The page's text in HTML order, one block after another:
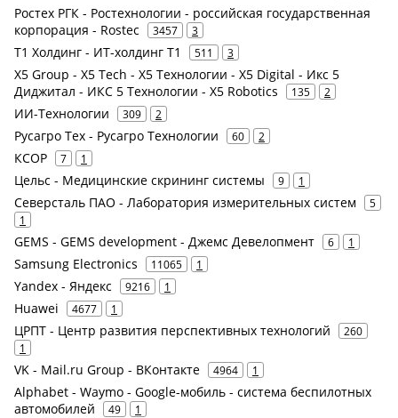
Ростех РГК - Ростехнологии - российская государственная
корпорация - Rostec
3457 3
Т1 Холдинг - ИТ-холдинг Т1 511 3
X5 Group - X5 Tech - X5 Технологии - X5 Digital - Икс 5
Диджитал - ИКС 5 Технологии - X5 Robotics
135 2
ИИ-Технологии 309 2
Русагро Тех - Русагро Технологии 60 2
КСОР 7 1
Цельс - Медицинские скрининг системы 9 1
Северсталь ПАО - Лаборатория измерительных систем
5
1
GEMS - GEMS development - Джемс Девелопмент 6 1
Samsung Electronics 11065 1
Yandex - Яндекс 9216 1
Huawei 4677 1
ЦРПТ - Центр развития перспективных технологий
260
1
VK - Mail.ru Group - ВКонтакте 4964 1
Alphabet - Waymo - Google-мобиль - система беспилотных
автомобилей
49 1